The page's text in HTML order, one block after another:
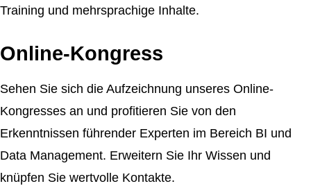
Training und mehrsprachige Inhalte.
Online-Kongress
Sehen Sie sich die Aufzeichnung unseres Online-
Kongresses an und profitieren Sie von den
Erkenntnissen führender Experten im Bereich BI und
Data Management. Erweitern Sie Ihr Wissen und
knüpfen Sie wertvolle Kontakte.